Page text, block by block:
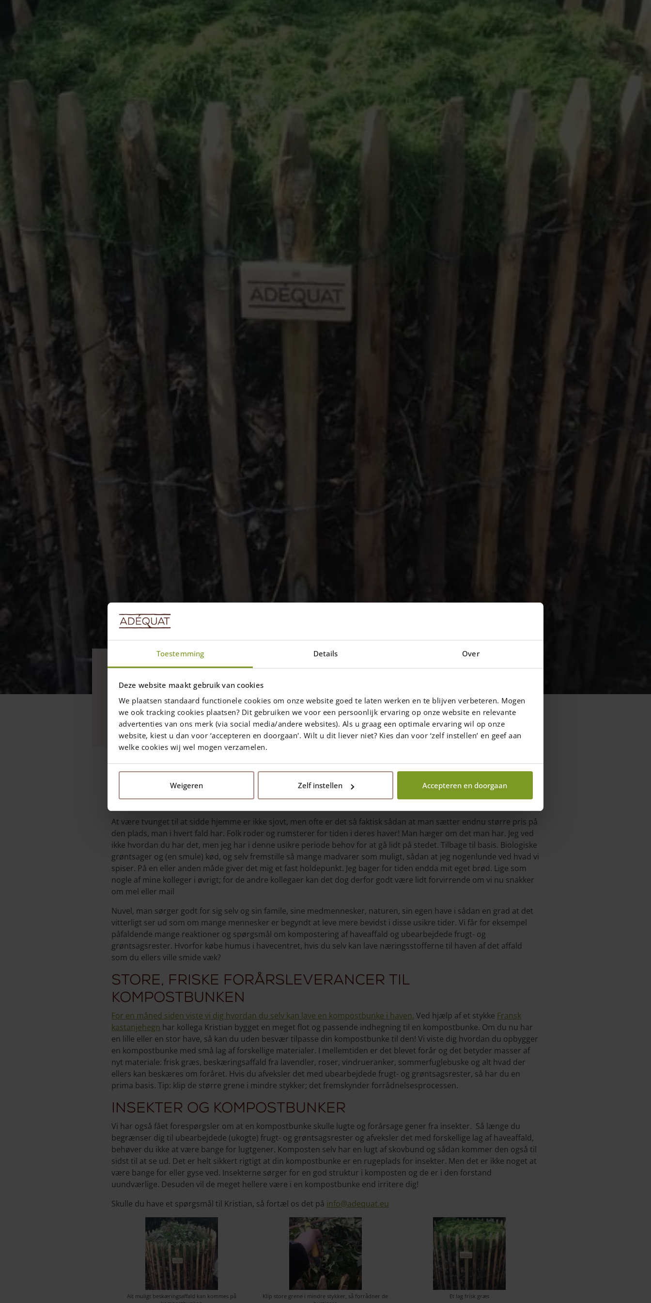
Toestemming Details Over
Deze website maakt gebruik van cookies
We plaatsen standaard functionele cookies om onze website goed te laten werken en te blijven verbeteren. Mogen
we ook tracking cookies plaatsen? Dit gebruiken we voor een persoonlijk ervaring op onze website en relevante
advertenties van ons merk (via social media/andere websites). Als u graag een optimale ervaring wil op onze
website, kiest u dan voor ‘accepteren en doorgaan'. Wilt u dit liever niet? Kies dan voor ‘zelf instellen’ en geef aan
welke cookies wij wel mogen verzamelen.
Weigeren Zelf instellen Accepteren en doorgaan
Nyheder
du også selv kan lave det af
affald?
Share the page
At være tvunget til at sidde hjemme er ikke sjovt, men ofte er det så faktisk sådan at man sætter endnu større pris på
den plads, man i hvert fald har. Folk roder og rumsterer for tiden i deres haver! Man hæger om det man har. Jeg ved
ikke hvordan du har det, men jeg har i denne usikre periode behov for at gå lidt på stedet. Tilbage til basis. Biologiske
grøntsager og (en smule) kød, og selv fremstille så mange madvarer som muligt, sådan at jeg nogenlunde ved hvad vi
spiser. På en eller anden måde giver det mig et fast holdepunkt. Jeg bager for tiden endda mit eget brød. Lige som
nogle af mine kolleger i øvrigt; for de andre kollegaer kan det dog derfor godt være lidt forvirrende om vi nu snakker
om mel eller mail
Nuvel, man sørger godt for sig selv og sin famile, sine medmennesker, naturen, sin egen have i sådan en grad at det
vitterligt ser ud som om mange mennesker er begyndt at leve mere bevidst i disse usikre tider. Vi får for eksempel
påfaldende mange reaktioner og spørgsmål om kompostering af haveaffald og ubearbejdede frugt- og
grøntsagsrester. Hvorfor købe humus i havecentret, hvis du selv kan lave næringsstofferne til haven af det affald
som du ellers ville smide væk?
Store, friske forårsleverancer til
kompostbunken
For en måned siden viste vi dig hvordan du selv kan lave en kompostbunke i haven. Ved hjælp af et stykke Fransk
kastanjehegn har kollega Kristian bygget en meget flot og passende indhegning til en kompostbunke. Om du nu har
en lille eller en stor have, så kan du uden besvær tilpasse din kompostbunke til den! Vi viste dig hvordan du opbygger
en kompostbunke med små lag af forskellige materialer. I mellemtiden er det blevet forår og det betyder masser af
nyt materiale: frisk græs, beskæringsaffald fra lavendler, roser, vindrueranker, sommerfuglebuske og alt hvad der
ellers kan beskæres om foråret. Hvis du afveksler det med ubearbejdede frugt- og grøntsagsrester, så har du en
prima basis. Tip: klip de større grene i mindre stykker; det fremskynder forrådnelsesprocessen.
Insekter og kompostbunker
Vi har også fået forespørgsler om at en kompostbunke skulle lugte og forårsage gener fra insekter. Så længe du
begrænser dig til ubearbejdede (ukogte) frugt- og grøntsagsrester og afveksler det med forskellige lag af haveaffald,
behøver du ikke at være bange for lugtgener. Komposten selv har en lugt af skovbund og sådan kommer den også til
sidst til at se ud. Det er helt sikkert rigtigt at din kompostbunke er en rugeplads for insekter. Men det er ikke noget at
være bange for eller gyse ved. Insekterne sørger for en god struktur i komposten og de er i den forstand
uundværlige. Desuden vil de meget hellere være i en kompostbunke end irritere dig!
Skulle du have et spørgsmål til Kristian, så fortæl os det på info@adequat.eu
Alt muligt beskæringsaffald kan kommes på
Klip store grene i mindre stykker, så forrådner de
Et lag frisk græs